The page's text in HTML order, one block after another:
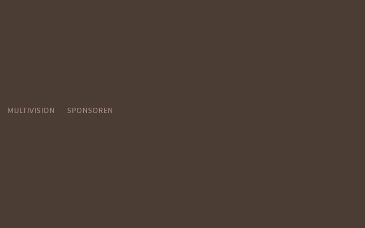
MULTIVISION SPONSOREN